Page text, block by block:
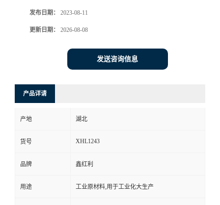
发布日期： 2023-08-11
更新日期： 2026-08-08
发送咨询信息
产品详请
产地 湖北
货号 XHL1243
品牌 鑫红利
用途 工业原材料,用于工业化大生产